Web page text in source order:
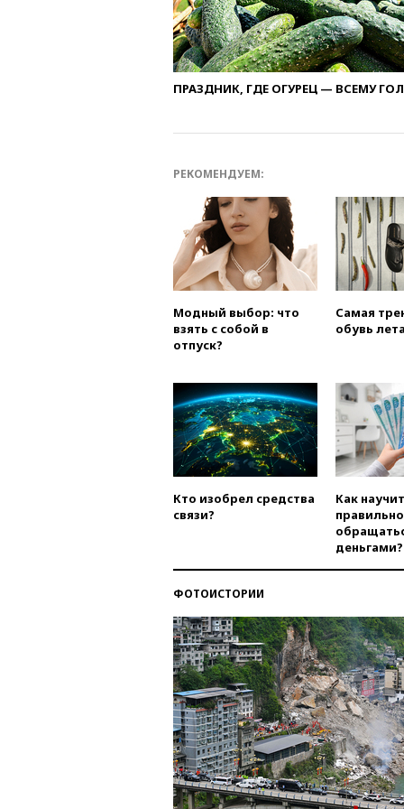
ПРАЗДНИК, ГДЕ ОГУРЕЦ — ВСЕМУ
РЕКОМЕНДУЕМ:
Модный выбор: что
взять с собой в
отпуск?
Самая
обувь
Кто изобрел средства
связи?
Как
правильно
деньгами?
ФОТОИСТОРИИ